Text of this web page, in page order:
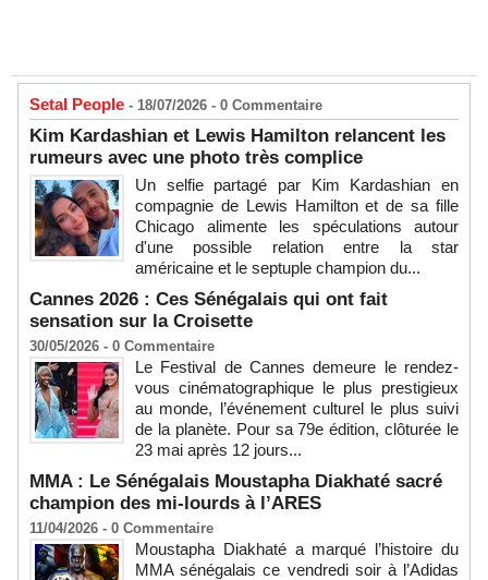
Setal People - 18/07/2026 - 0 Commentaire
Kim Kardashian et Lewis Hamilton relancent les
rumeurs avec une photo très complice
Un selfie partagé par Kim Kardashian en
compagnie de Lewis Hamilton et de sa fille
Chicago alimente les spéculations autour
d'une possible relation entre la star
américaine et le septuple champion du...
Cannes 2026 : Ces Sénégalais qui ont fait
sensation sur la Croisette
30/05/2026 - 0 Commentaire
Le Festival de Cannes demeure le rendez-
vous cinématographique le plus prestigieux
au monde, l’événement culturel le plus suivi
de la planète. Pour sa 79e édition, clôturée le
23 mai après 12 jours...
MMA : Le Sénégalais Moustapha Diakhaté sacré
champion des mi-lourds à l’ARES
11/04/2026 - 0 Commentaire
Moustapha Diakhaté a marqué l’histoire du
MMA sénégalais ce vendredi soir à l’Adidas